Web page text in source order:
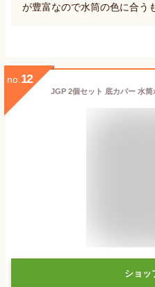
が豊富なので水筒の色に合う
no. 12
ショッ